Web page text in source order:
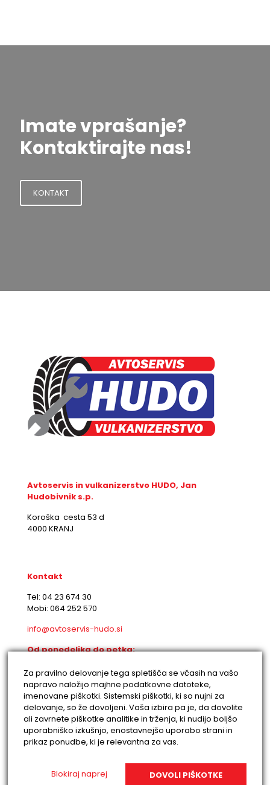
Imate vprašanje?
Kontaktirajte nas!
KONTAKT
Avtoservis in vulkanizerstvo HUDO, Jan
Hudobivnik s.p.
Koroška cesta 53 d
4000 KRANJ
Kontakt
Tel: 04 23 674 30
Mobi: 064 252 570
info@avtoservis-hudo.si
Od ponedeljka do petka:
Za pravilno delovanje tega spletišča se včasih na vašo
napravo naložijo majhne podatkovne datoteke,
imenovane piškotki. Sistemski piškotki, ki so nujni za
delovanje, so že dovoljeni. Vaša izbira pa je, da dovolite
ali zavrnete piškotke analitike in trženja, ki nudijo boljšo
uporabniško izkušnjo, enostavnejšo uporabo strani in
prikaz ponudbe, ki je relevantna za vas.
DOVOLI PIŠKOTKE
Blokiraj naprej